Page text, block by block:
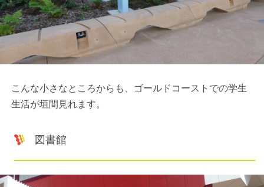
こんな小さなところからも、ゴールドコーストでの学生
生活が垣間見れます。
図書館